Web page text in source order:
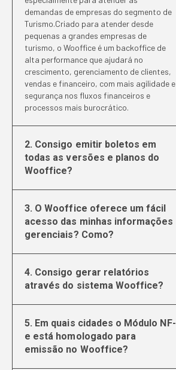
demandas de empresas do segmento de
Turismo.Criado para atender desde
pequenas a grandes empresas de
turismo, o Wooffice é um backoffice de
alta performance que ajudará no
crescimento, gerenciamento de clientes,
vendas e financeiro, com mais agilidade e
segurança nos fluxos financeiros e
processos mais burocrático.
2. Consigo emitir boletos em
todas as versões e planos do
Wooffice?
3. O Wooffice oferece um fácil
acesso das minhas informações
gerenciais? Como?
4. Consigo gerar relatórios
através do sistema Wooffice?
5. Em quais cidades o Módulo NF-
e está homologado para
emissão no Wooffice?